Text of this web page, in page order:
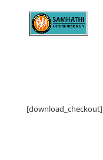
[download_checkout]